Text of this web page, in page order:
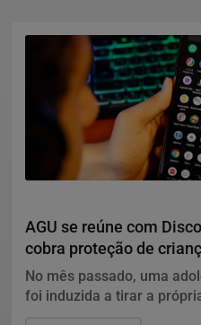
AGU se reúne com
cobra proteção de
plataforma
No mês passado, uma
foi induzida a tirar a